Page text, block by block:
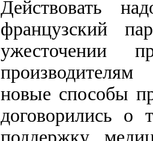
Действовать
французский
ужесточении
новые способы
договорились о
поддержку